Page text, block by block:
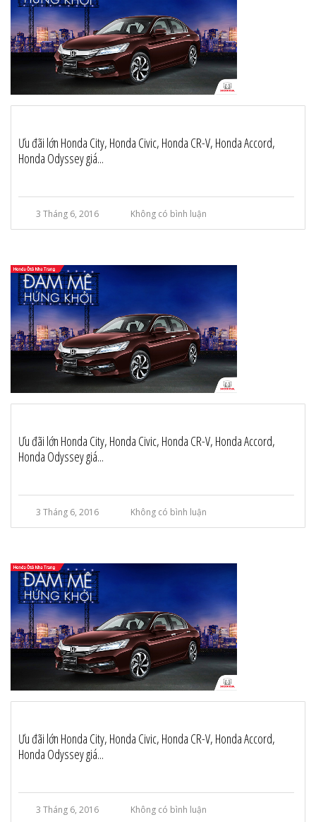
Ưu đãi lớn Honda City, Honda Civic, Honda CR-V, Honda Accord,
Honda Odyssey giá...
3 Tháng 6, 2016 Không có bình luận
Ưu đãi lớn Honda City, Honda Civic, Honda CR-V, Honda Accord,
Honda Odyssey giá...
3 Tháng 6, 2016 Không có bình luận
Ưu đãi lớn Honda City, Honda Civic, Honda CR-V, Honda Accord,
Honda Odyssey giá...
3 Tháng 6, 2016 Không có bình luận